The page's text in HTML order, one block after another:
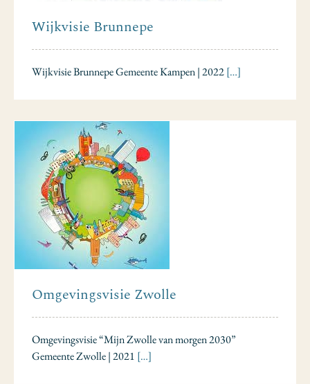
Wijkvisie Brunnepe
Wijkvisie Brunnepe Gemeente Kampen | 2022[…]
Omgevingsvisie Zwolle
Omgevingsvisie “Mijn Zwolle van morgen 2030”
Gemeente Zwolle | 2021 […]